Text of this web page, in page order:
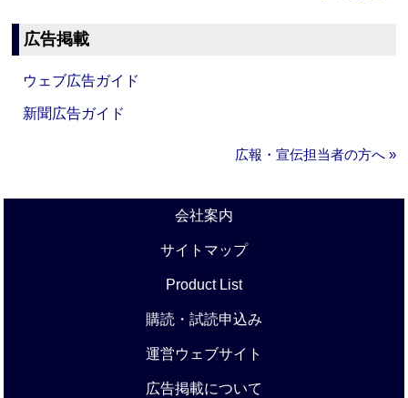
広告掲載
ウェブ広告ガイド
新聞広告ガイド
広報・宣伝担当者の方へ »
会社案内
サイトマップ
Product List
購読・試読申込み
運営ウェブサイト
広告掲載について